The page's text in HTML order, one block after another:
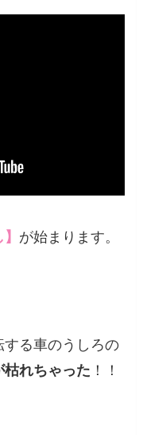
が始まります。
る車のうしろの
枯れちゃった ！！